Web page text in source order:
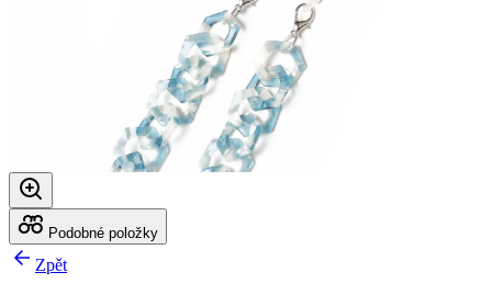
Podobné položky
Zpět